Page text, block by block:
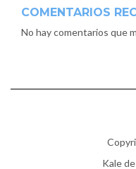
COMENTARIOS
No hay comentarios que
Kalede